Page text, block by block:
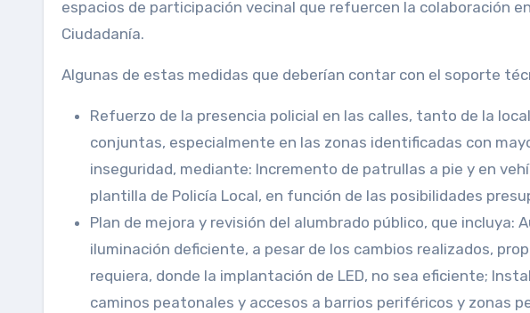
espacios de participación vecinal que refuercen la colaboración
Ciudadanía.
Algunas de estas medidas que deberían contar con el soporte
Refuerzo de la presencia policial en las calles, tanto de la
conjuntas, especialmente en las zonas identificadas con
inseguridad, mediante: Incremento de patrullas a pie y en
plantilla de Policía Local, en función de las posibilidades
Plan de mejora y revisión del alumbrado público, que incluya:
iluminación deficiente, a pesar de los cambios realizados,
requiera, donde la implantación de LED, no sea eficiente;
caminos peatonales y accesos a barrios periféricos y zonas